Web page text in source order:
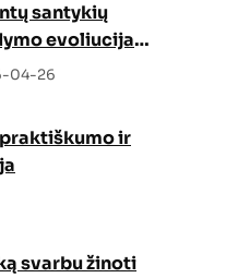
santykių
evoliucija:
CRM ir
04-26
ir
svarbu žinoti